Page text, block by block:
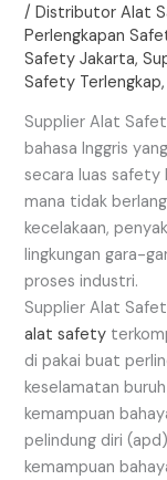
/Distributor Alat
Perlengkapan
Safety Jakarta,
Safety Terlengkap,
Supplier Alat
bahasa Inggris
secara luas safety
mana tidak
kecelakaan,
lingkungan gara-
proses industri.
Supplier Alat
alat safety
di pakai buat
keselamatan
kemampuan
pelindung diri
kemampuan